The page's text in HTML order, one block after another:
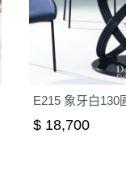
E215 象牙白130
$ 18,700